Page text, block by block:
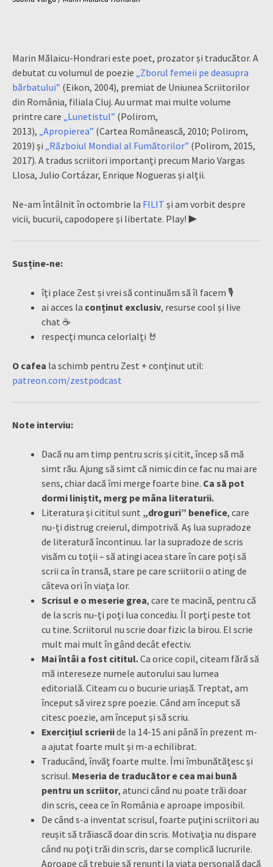
Marin Mălaicu-Hondrari este poet, prozator și traducător. A
debutat cu volumul de poezie „Zborul femeii pe deasupra
bărbatului” (Eikon, 2004), premiat de Uniunea Scriitorilor
din România, filiala Cluj. Au urmat mai multe volume
printre care „Lunetistul” (Polirom,
2013), „Apropierea” (Cartea Românească, 2010; Polirom,
2019) și „Războiul Mondial al Fumătorilor” (Polirom, 2015,
2017). A tradus scriitori importanți precum Mario Vargas
Llosa, Julio Cortázar, Enrique Nogueras și alții.
Ne-am întâlnit în octombrie la FILIT și am vorbit despre
vicii, bucurii, capodopere și libertate. Play! ▶️
Susține-ne:
îți place Zest și vrei să continuăm să îl facem 🎙
ai acces la conținut exclusiv, resurse cool și live
chat ☕️
respecți munca celorlalți 🤘
O cafea la schimb pentru Zest + conținut util:
patreon.com/zestpodcast
Note interviu:
Dacă nu am timp pentru scris și citit, încep să mă
simt rău. Ajung să simt că nimic din ce fac nu mai are
sens, chiar dacă îmi merge foarte bine. Ca să pot
dormi liniștit, merg pe mâna literaturii.
Literatura și cititul sunt „droguri” benefice, care
nu-ți distrug creierul, dimpotrivă. Aș lua supradoze
de literatură încontinuu. Iar la supradoze de scris
visăm cu toții – să atingi acea stare în care poți să
scrii ca în transă, stare pe care scriitorii o ating de
câteva ori în viața lor.
Scrisul e o meserie grea, care te macină, pentru că
de la scris nu-ți poți lua concediu. Îl porți peste tot
cu tine. Scriitorul nu scrie doar fizic la birou. El scrie
mult mai mult în gând decât efectiv.
Mai întâi a fost cititul.Ca orice copil, citeam fără să
mă intereseze numele autorului sau lumea
editorială. Citeam cu o bucurie uriașă. Treptat, am
început să virez spre poezie. Când am început să
citesc poezie, am început și să scriu.
Exercițiul scrieriide la 14-15 ani până în prezent m-
a ajutat foarte mult și m-a echilibrat.
Traducând, învăț foarte multe. Îmi îmbunătățesc și
scrisul. Meseria de traducător e cea mai bună
pentru un scriitor, atunci când nu poate trăi doar
din scris, ceea ce în România e aproape imposibil.
De când s-a inventat scrisul, foarte puțini scriitori au
reușit să trăiască doar din scris. Motivația nu dispare
când nu poți trăi din scris, dar se complică lucrurile.
Aproape că trebuie să renunți la viața personală dacă